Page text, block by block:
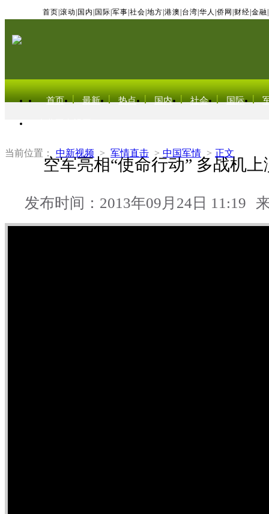
首页 滚动 国内 国际 军事 社会 地方 港澳 台湾 华人 侨网 财经 金融
首页 最新 热点 国内 社会 国际
当前位置： 中新视频 > 军情直击 > 中国军情 > 正文
空军亮相“使命行动” 多战机
发布时间：2013年09月24日 11:19